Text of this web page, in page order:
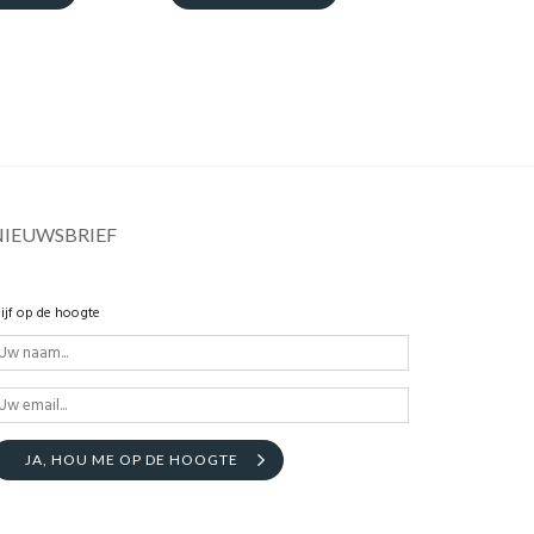
op de hoogte
JA, HOU ME OP DE HOOGTE